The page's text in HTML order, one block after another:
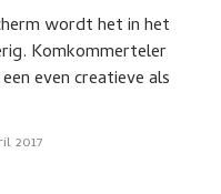
wordt het in het
Komkommerteler
even creatieve als
2017